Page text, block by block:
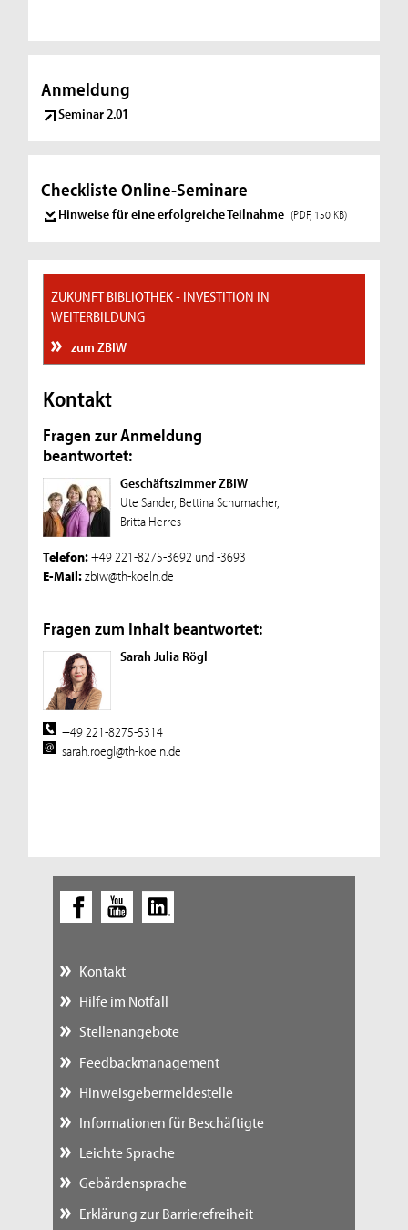
Anmeldung
Seminar 2.01
Checkliste Online-Seminare
Hinweise für eine erfolgreiche Teilnahme (PDF, 150 KB)
ZUKUNFT BIBLIOTHEK - INVESTITION IN
WEITERBILDUNG
zum ZBIW
Kontakt
Fragen zur Anmeldung
beantwortet:
Geschäftszimmer ZBIW
Ute Sander, Bettina Schumacher,
Britta Herres
Telefon:+49 221-8275-3692 und -3693
E-Mail:zbiw@th-koeln.de
Fragen zum Inhalt beantwortet:
Sarah Julia Rögl
+49 221-8275-5314
sarah.roegl@th-koeln.de
Kontakt
Hilfe im Notfall
Stellenangebote
Feedbackmanagement
Hinweisgebermeldestelle
Informationen für Beschäftigte
Leichte Sprache
Gebärdensprache
Erklärung zur Barrierefreiheit